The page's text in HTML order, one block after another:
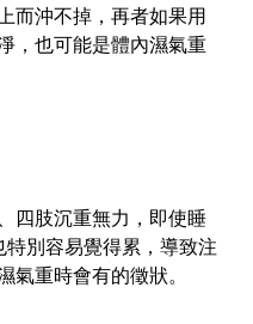
而沖不掉，再者如果用
，也可能是體內濕氣重
四肢沉重無力，即使睡
別容易覺得累，導致注
氣重時會有的徵狀。